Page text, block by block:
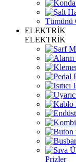
Tümünü
ELEKTRİK
ELEKTRİK
Prizler